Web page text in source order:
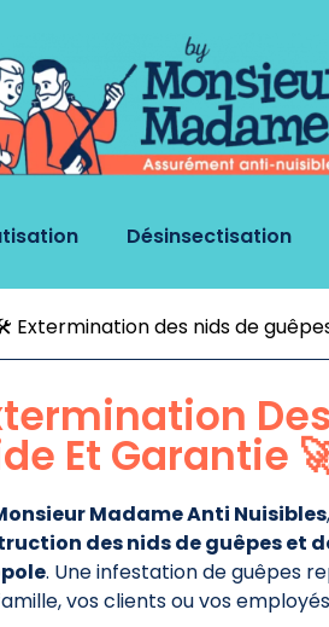
Désinsectisation
Extermination des nids de
Et Garantie
Madame Anti Nuisibles
des nids de guêpes et
. Une infestation de guêpes
vos clients ou vos